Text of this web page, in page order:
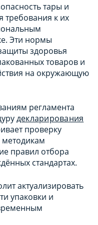
тары и
требования к их
Эти нормы
здоровья
товаров и
на окружающую
регламента
декларирования
проверку
правил отбора
стандартах.
актуализировать
упаковки и